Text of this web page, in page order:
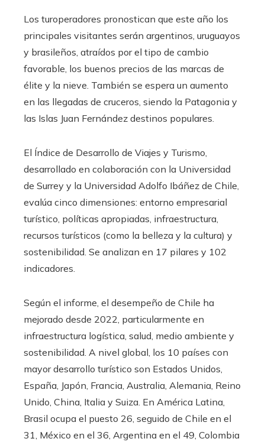
Los turoperadores pronostican que este año los
principales visitantes serán argentinos, uruguayos
y brasileños, atraídos por el tipo de cambio
favorable, los buenos precios de las marcas de
élite y la nieve. También se espera un aumento
en las llegadas de cruceros, siendo la Patagonia y
las Islas Juan Fernández destinos populares.
El Índice de Desarrollo de Viajes y Turismo,
desarrollado en colaboración con la Universidad
de Surrey y la Universidad Adolfo Ibáñez de Chile,
evalúa cinco dimensiones: entorno empresarial
turístico, políticas apropiadas, infraestructura,
recursos turísticos (como la belleza y la cultura) y
sostenibilidad. Se analizan en 17 pilares y 102
indicadores.
Según el informe, el desempeño de Chile ha
mejorado desde 2022, particularmente en
infraestructura logística, salud, medio ambiente y
sostenibilidad. A nivel global, los 10 países con
mayor desarrollo turístico son Estados Unidos,
España, Japón, Francia, Australia, Alemania, Reino
Unido, China, Italia y Suiza. En América Latina,
Brasil ocupa el puesto 26, seguido de Chile en el
31, México en el 36, Argentina en el 49, Colombia